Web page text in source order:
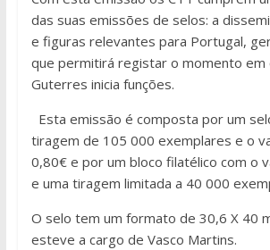
das suas emissões de selos: a
e figuras relevantes para Portugal,
que permitirá registar o momento em
Guterres inicia funções.
Esta emissão é composta por um
tiragem de 105 000 exemplares e o
0,80€ e por um bloco filatélico com o
e uma tiragem limitada a 40 000
O selo tem um formato de 30,6 X 40
esteve a cargo de Vasco Martins.